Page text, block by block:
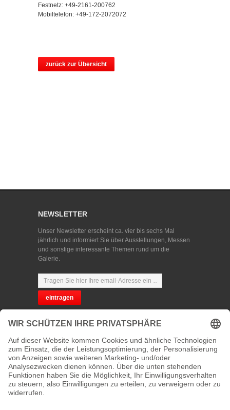
Festnetz: +49-2161-200762
Mobiltelefon: +49-172-2072072
zurück zur Übersicht
NEWSLETTER
Unser Newsletter erscheint ca. vier bis sechs Mal
jährlich und informiert Sie über Ausstellungen, Messen
und sonstige interessante Themen rund um die
Galerie.
SPRACHWAHL